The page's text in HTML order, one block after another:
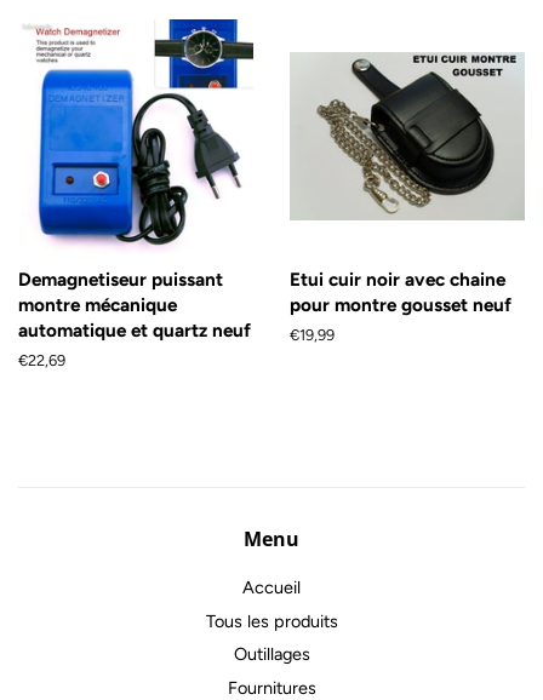
Demagnetiseur puissant
montre mécanique
automatique et quartz neuf
Prix
€22,69
Etui cuir noir avec chaine
pour montre gousset neuf
Prix
€19,99
Menu
Accueil
Tous les produits
Outillages
Fournitures